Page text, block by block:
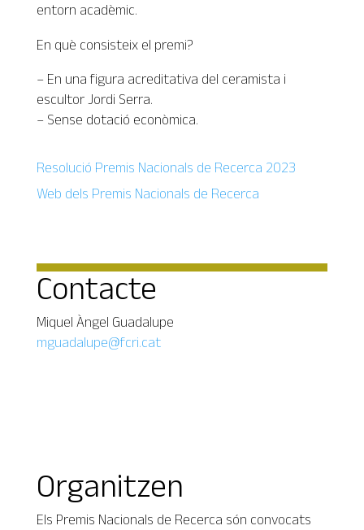
entorn acadèmic.
En què consisteix el premi?
– En una figura acreditativa del ceramista i
escultor Jordi Serra.
– Sense dotació econòmica.
Resolució Premis Nacionals de Recerca 2023
Web dels Premis Nacionals de Recerca
Contacte
Miquel Àngel Guadalupe
mguadalupe@fcri.cat
Organitzen
Els Premis Nacionals de Recerca són convocats